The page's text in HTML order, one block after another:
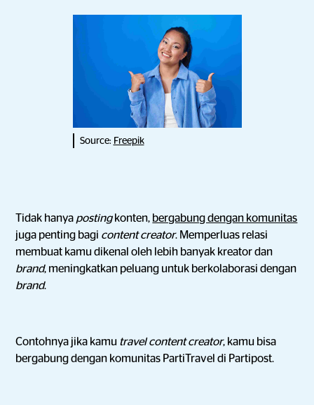
Source: Freepik
Tidak hanya posting konten, bergabung dengan komunitas
juga penting bagi content creator. Memperluas relasi
membuat kamu dikenal oleh lebih banyak kreator dan
brand, meningkatkan peluang untuk berkolaborasi dengan
brand.
Contohnya jika kamu travel content creator, kamu bisa
bergabung dengan komunitas PartiTravel di Partipost.